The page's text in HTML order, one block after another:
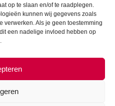
op te slaan en/of te raadplegen.
kunnen wij gegevens zoals
verwerken. Als je geen toestemming
een nadelige invloed hebben op
(EU)